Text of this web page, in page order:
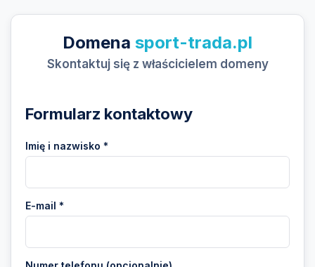
Domena sport-trada.pl
Skontaktuj się z właścicielem domeny
Formularz kontaktowy
Imię i nazwisko *
E-mail *